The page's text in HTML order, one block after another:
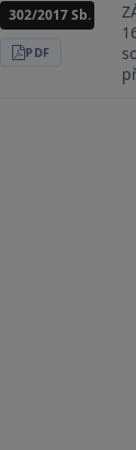
302/2017 Sb.
STÁHNOUT